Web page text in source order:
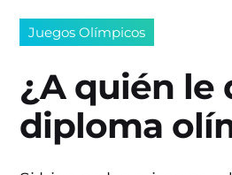
Juegos Olímpicos
¿A quién le
diploma